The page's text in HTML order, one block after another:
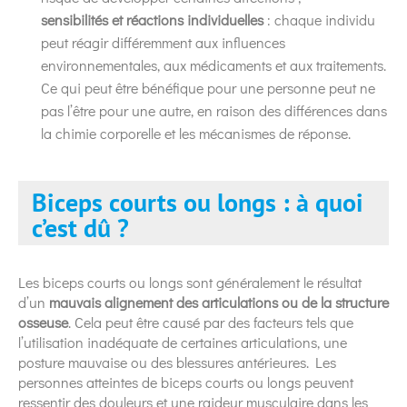
sensibilités et réactions individuelles: chaque individu
peut réagir différemment aux influences
environnementales, aux médicaments et aux traitements.
Ce qui peut être bénéfique pour une personne peut ne
pas l’être pour une autre, en raison des différences dans
la chimie corporelle et les mécanismes de réponse.
Biceps courts ou longs : à quoi
c’est dû ?
Les biceps courts ou longs sont généralement le résultat
d’un mauvais alignement des articulations ou de la structure
osseuse. Cela peut être causé par des facteurs tels que
l’utilisation inadéquate de certaines articulations, une
posture mauvaise ou des blessures antérieures. Les
personnes atteintes de biceps courts ou longs peuvent
ressentir des douleurs et une raideur musculaire dans les